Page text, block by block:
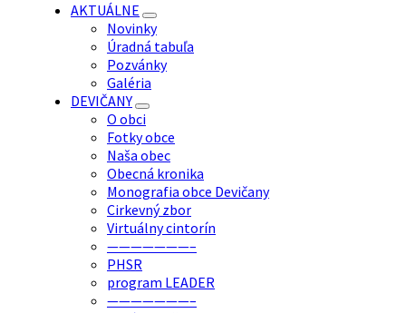
AKTUÁLNE
Novinky
Úradná tabuľa
Pozvánky
Galéria
DEVIČANY
O obci
Fotky obce
Naša obec
Obecná kronika
Monografia obce Devičany
Cirkevný zbor
Virtuálny cintorín
———————–
PHSR
program LEADER
———————–